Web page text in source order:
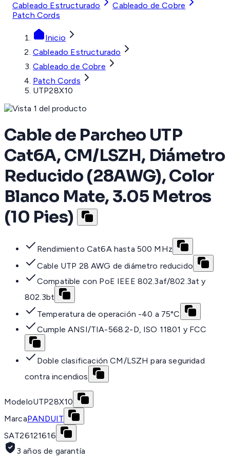
Cableado Estructurado
Cableado de Cobre
Patch Cords
Inicio
Cableado Estructurado
Cableado de Cobre
Patch Cords
UTP28X10
Cable de Parcheo UTP
Cat6A, CM/LSZH, Diámetro
Reducido (28AWG), Color
Blanco Mate, 3.05 Metros
(10 Pies)
Rendimiento Cat6A hasta 500 MHz
Cable UTP 28 AWG de diámetro reducido
Compatible con PoE IEEE 802.3af/802.3at y
802.3bt
Temperatura de operación -40 a 75°C
Cumple ANSI/TIA-568.2-D, ISO 11801 y FCC
Doble clasificación CM/LSZH para seguridad
contra incendios
ModeloUTP28X10
MarcaPANDUIT
SAT26121616
3 años de garantía